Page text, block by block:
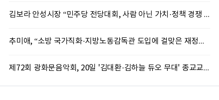
김보라 안성시장 “민주당 전당대회, 사람 아닌 가치·정책 경쟁 돼야”
추미애, “소방 국가직화·지방노동감독관 도입에 걸맞은 재정체계 완성해야”
제72회 광화문음악회, 20일 '김대환·김하늘 듀오 무대' 종교교회서 무료 개최